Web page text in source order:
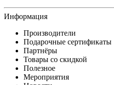
Информация
Производители
Подарочные сертификаты
Партнёры
Товары со скидкой
Полезное
Мероприятия